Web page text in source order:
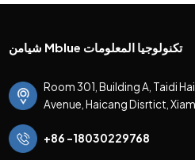
شيامن Mblue تكنولوجيا المعلومات
Room 301, Building A, Taidi
Avenue, Haicang Disrtict,
+86 -18030229768